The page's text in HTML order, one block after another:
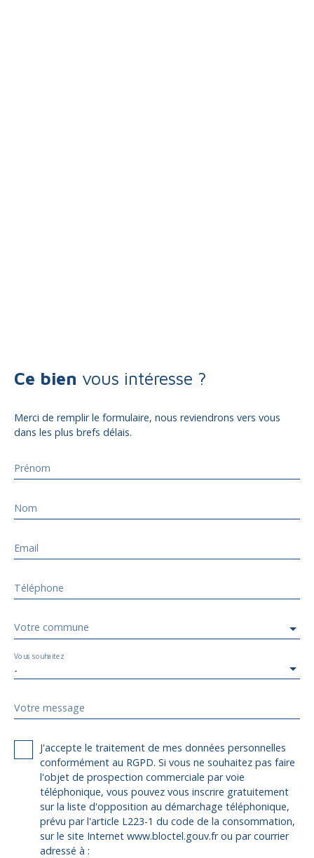
Ce bien vous intéresse ?
Merci de remplir le formulaire, nous reviendrons vers vous
dans les plus brefs délais.
Prénom
Nom
Email
Téléphone
Votre commune
-
Vous souhaitez
Votre message
J'accepte le traitement de mes données personnelles
conformément au RGPD. Si vous ne souhaitez pas faire
l'objet de prospection commerciale par voie
téléphonique, vous pouvez vous inscrire gratuitement
sur la liste d'opposition au démarchage téléphonique,
prévu par l'article L223-1 du code de la consommation,
sur le site Internet www.bloctel.gouv.fr ou par courrier
adressé à :